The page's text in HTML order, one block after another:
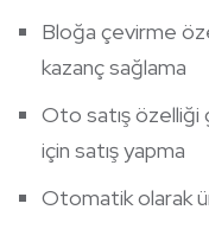
Bloğa çevirme
kazanç sağlama
Oto satış özelliği
için satış yapma
Otomatik olarak